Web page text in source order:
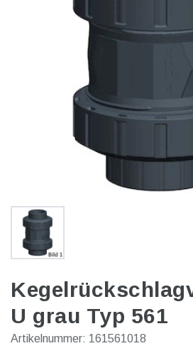
U grau Typ 561
Artikelnummer: 161561018